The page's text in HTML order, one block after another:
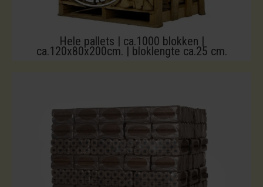
Hele pallets | ca.1000 blokken |
ca.120x80x200cm. | bloklengte ca.25 cm.